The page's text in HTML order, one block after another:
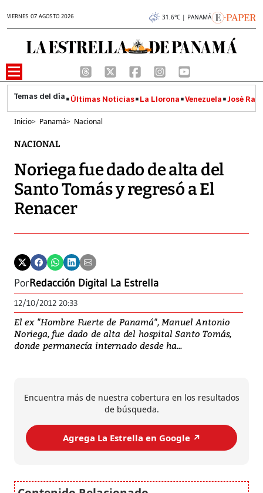
VIERNES 07 AGOSTO 2026 31.6°C | PANAMÁ
Últimas Noticias La Llorona Venezuela José
Inicio> Panamá> Nacional
NACIONAL
Noriega fue dado de alta del
Santo Tomás y regresó a El
Renacer
PorRedacción Digital La Estrella
12/10/2012 20:33
El ex "Hombre Fuerte de Panamá", Manuel Antonio
Noriega, fue dado de alta del hospital Santo Tomás,
donde permanecía internado desde ha...
Encuentra más de nuestra cobertura en los resultados
de búsqueda.
Agrega La Estrella en Google ↗️